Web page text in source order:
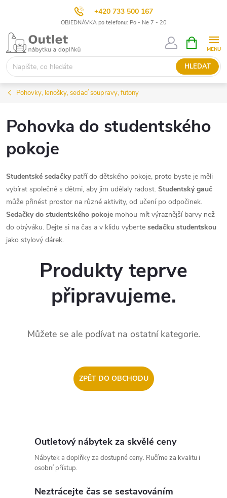
+420 733 500 167
OBJEDNÁVKA po telefonu: Po - Ne 7 - 20
Přejít
obsah
HLEDAT
NÁKUPNÍ
KOŠÍK
Pohovky, lenošky, sedací soupravy, futony
Pohovka do studentského
pokoje
Studentské sedačkypatří do dětského pokoje, proto byste je měli
vybírat společně s dětmi, aby jim udělaly radost. Studentský gauč
může přinést prostor na různé aktivity, od učení po odpočinek.
Sedačky do studentského pokoje mohou mít výraznější barvy než
do obýváku. Dejte si na čas a v klidu vyberte sedačku studentskou
jako stylový dárek.
Produkty teprve
připravujeme.
Můžete se ale podívat na ostatní kategorie.
ZPĚT DO OBCHODU
Outletový nábytek za skvělé ceny
Nábytek a doplňky za dostupné ceny. Ručíme za kvalitu i
osobní přístup.
Neztrácejte čas se sestavováním